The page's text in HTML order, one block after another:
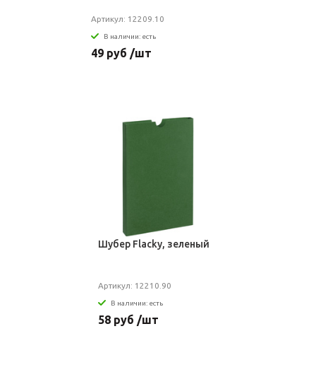
Артикул: 12209.10
В наличии: есть
49 руб /шт
Шубер Flacky, зеленый
Артикул: 12210.90
В наличии: есть
58 руб /шт